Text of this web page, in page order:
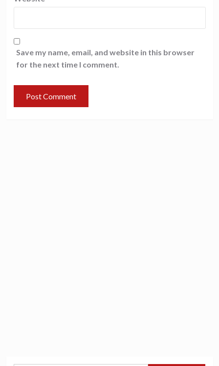
Save my name, email, and website in this browser
for the next time I comment.